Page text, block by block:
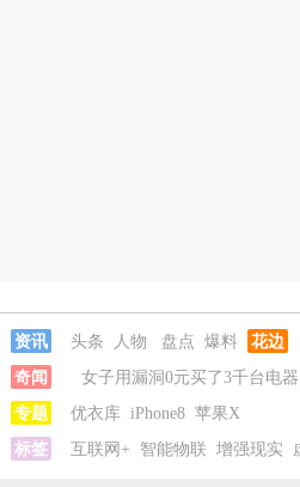
资讯 头条 人物 盘点 爆料 花边
奇闻
女子用漏洞0元买了3千台电器
海口80吨高危化学品瞒报
韩国宣布
时删光公司89TB数据
女子用漏洞0元
专题 优衣库 iPhone8 苹果X
标签
互联网+ 智能物联 增强现实